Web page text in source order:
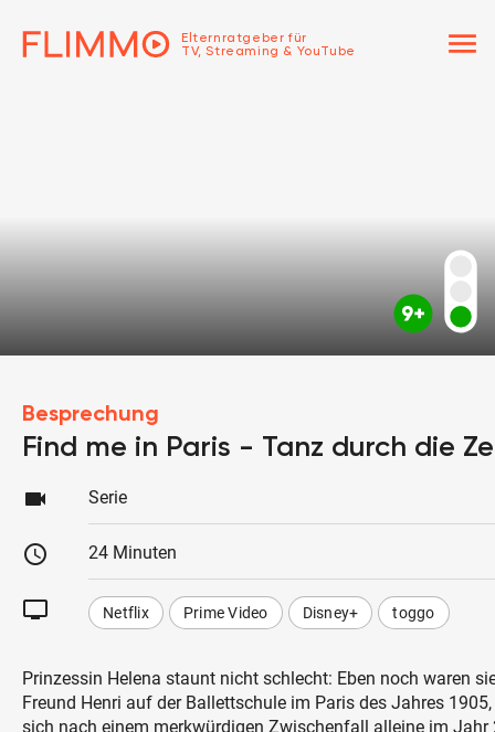
Elternratgeber für
TV, Streaming & YouTube
menu
Besprechung
Find me in Paris - Tanz durch die
videocam Serie
schedule 24 Minuten
tv Netflix Prime Video Disney+ toggo
Prinzessin Helena staunt nicht schlecht: Eben noch waren
Freund Henri auf der Ballettschule im Paris des Jahres
sich nach einem merkwürdigen Zwischenfall alleine im Jahr